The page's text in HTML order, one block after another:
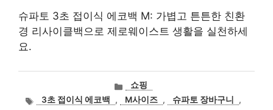
슈파토 3초 접이식 에코백 M: 가볍고 튼튼한 친환
경 리사이클백으로 제로웨이스트 생활을 실천하세
요.
카
테
고
쇼핑
태3초 접이식 에코백 , M사이즈 , 슈파토 장바구니
,